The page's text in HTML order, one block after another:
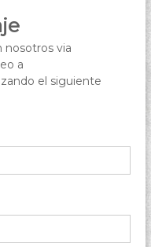
via
a
el siguiente